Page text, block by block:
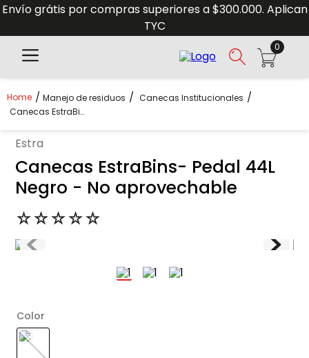
Envío grátis por compras superiores a $300.000. Aplican
TYC
0
Manejo de residuos
Canecas Institucionales
Canecas EstraBins- Pedal 44L Negro - No Aprovechable
estra
Canecas EstraBins- Pedal 44L
Negro - No aprovechable
☆☆☆☆☆
Color